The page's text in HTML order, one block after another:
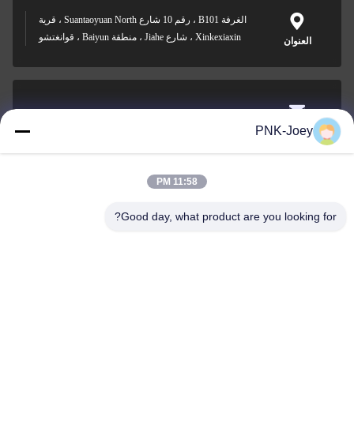
العنوان
الغرفة B101 ، رقم 10 شارع Suantaoyuan North ، قرية
Xinkexiaxin ، شارع Jiahe ، منطقة Baiyun ، قوانغتشو
البريد
xianzhihao@gzxingchao.info
008613580404923
PNK-Joey
11:58 PM
Good day, what product are you looking for?